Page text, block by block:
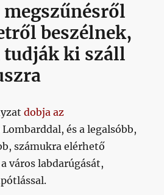
megszűnésről
beszélnek,
tudják ki száll
dobja az
Lombarddal, és a legalsóbb,
számukra elérhető
város labdarúgását,